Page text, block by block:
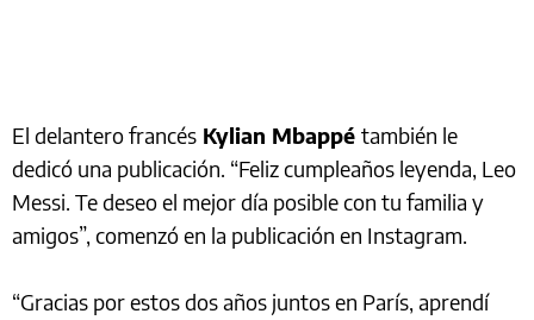
El delantero francés Kylian Mbappé también le
dedicó una publicación. “Feliz cumpleaños leyenda, Leo
Messi. Te deseo el mejor día posible con tu familia y
amigos”, comenzó en la publicación en Instagram.
“Gracias por estos dos años juntos en París, aprendí